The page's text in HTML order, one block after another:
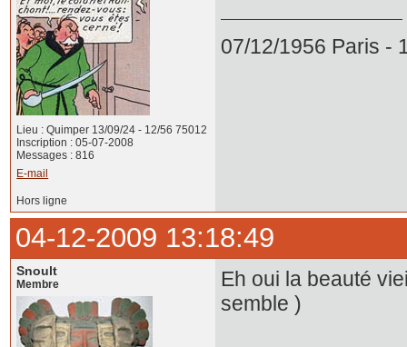
Lieu : Quimper 13/09/24 - 12/56 75012
Inscription : 05-07-2008
Messages : 816
E-mail
07/12/1956 Paris -
Hors ligne
04-12-2009 13:18:49
Snoult
Membre
Eh oui la beauté
semble )